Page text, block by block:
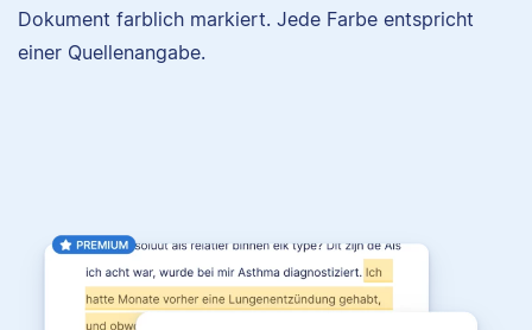
Dokument farblich markiert. Jede Farbe entspricht
einer Quellenangabe.